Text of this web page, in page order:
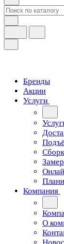
Бренды
Акции
Услуги
Компания
О